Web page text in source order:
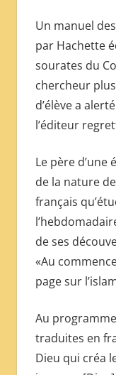
PRESS
REVIEW
——
ОБЗОР
МЕЖДУНАРОДНОЙ
ПРЕССЫ
Un manuel
par Hachette
sourates du
chercheur
d’élève a
l’éditeur
Le père d’une
de la nature
français
de ses
«Au
page sur
Au
traduites en
Dieu qui créa